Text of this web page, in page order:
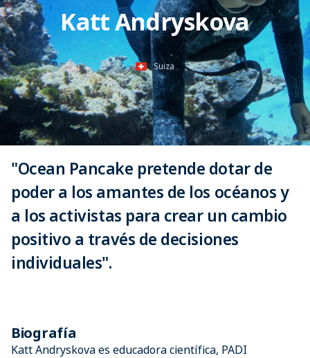
Katt Andryskova
Suiza
"Ocean Pancake pretende dotar de
poder a los amantes de los océanos y
a los activistas para crear un cambio
positivo a través de decisiones
individuales".
Biografía
Katt Andryskova es educadora científica, PADI